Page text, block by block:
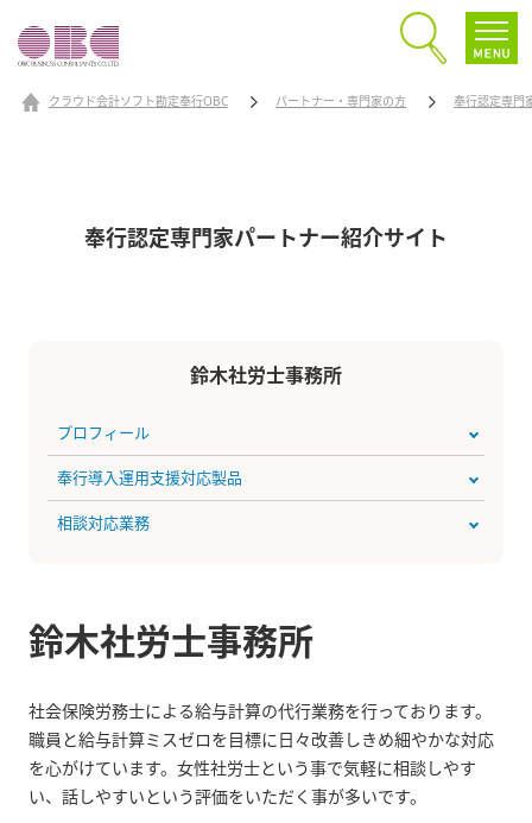
クラウド会計ソフト勘定奉行OBC パートナー・専門家の方 奉行認定専門
奉行認定専門家パートナー紹介サイト
鈴木社労士事務所
プロフィール
奉行導入運用支援対応製品
相談対応業務
鈴木社労士事務所
社会保険労務士による給与計算の代行業務を行っております。
職員と給与計算ミスゼロを目標に日々改善しきめ細やかな対応
を心がけています。女性社労士という事で気軽に相談しやす
い、話しやすいという評価をいただく事が多いです。